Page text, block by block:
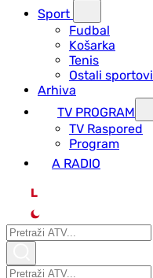
Sport
Fudbal
Košarka
Tenis
Ostali sportovi
Arhiva
TV PROGRAM
ТV Raspored
Program
A RADIO
L